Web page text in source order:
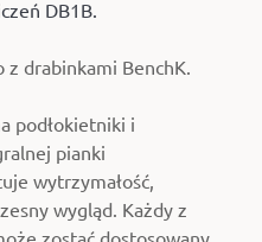
DB1B.
drabinkami BenchK.
podłokietniki i
pianki
wytrzymałość,
wygląd. Każdy z
zostać dostosowany